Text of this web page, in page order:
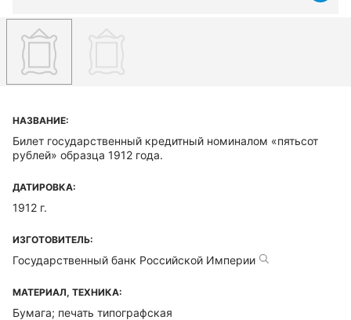
НАЗВАНИЕ:
Билет государственный кредитный номиналом «пятьсот
рублей» образца 1912 года.
ДАТИРОВКА:
1912 г.
ИЗГОТОВИТЕЛЬ:
Государственный банк Российской Империи
МАТЕРИАЛ, ТЕХНИКА:
Бумага; печать типографская